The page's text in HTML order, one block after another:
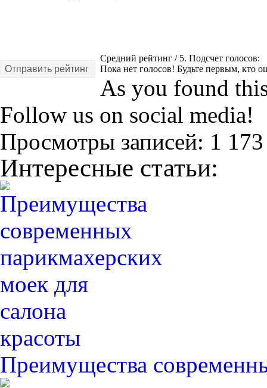
Отправить рейтинг
Средний рейтинг / 5. Подсчет голосов:
Пока нет голосов! Будьте первым, кто
As you found
Follow us on social media!
Просмотры записей: 1 173
Интересные статьи:
Преимущества